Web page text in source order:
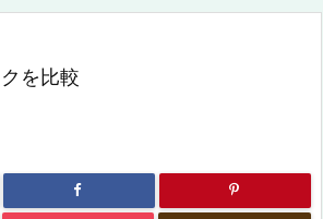

を比較